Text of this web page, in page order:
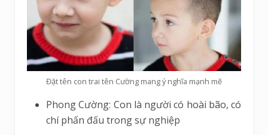
Đặt tên con trai tên Cường mang ý nghĩa mạnh mẽ
Phong Cường: Con là người có hoài bão, có
chí phấn đấu trong sự nghiệp